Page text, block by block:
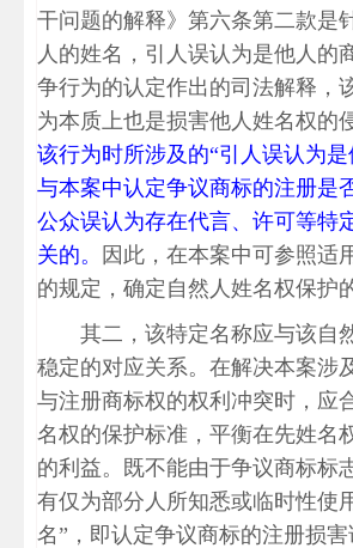
干问题的解释》第六条第二款是
人的姓名，引人误认为是他人的
争行为的认定作出的司法解释，
为本质上也是损害他人姓名权的
该行为时所涉及的“引人误认为是
与本案中认定争议商标的注册是
公众误认为存在代言、许可等特
关的。
因此，在本案中可参照适
的规定，确定自然人姓名权保护
其二，该特定名称应与该自
稳定的对应关系。在解决本案涉
与注册商标权的权利冲突时，应
名权的保护标准，平衡在先姓名
的利益。既不能由于争议商标标
有仅为部分人所知悉或临时性使
名”，即认定争议商标的注册损